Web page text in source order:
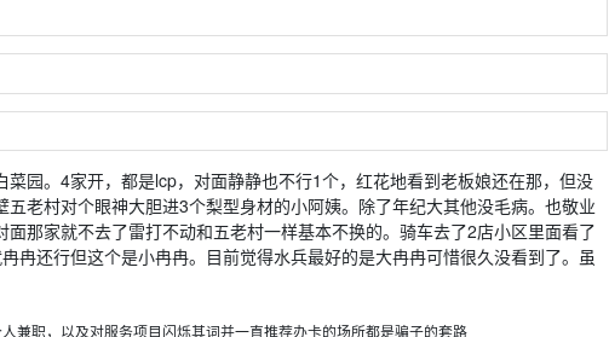
园。4家开，都是lcp，对面静静也不行1个，红花地看到老板娘还在那，但没
老村对个眼神大胆进3个梨型身材的小阿姨。除了年纪大其他没毛病。也敬业
那家就不去了雷打不动和五老村一样基本不换的。骑车去了2店小区里面看了
冉还行但这个是小冉冉。目前觉得水兵最好的是大冉冉可惜很久没看到了。虽
兼职，以及对服务项目闪烁其词并一直推荐办卡的场所都是骗子的套路